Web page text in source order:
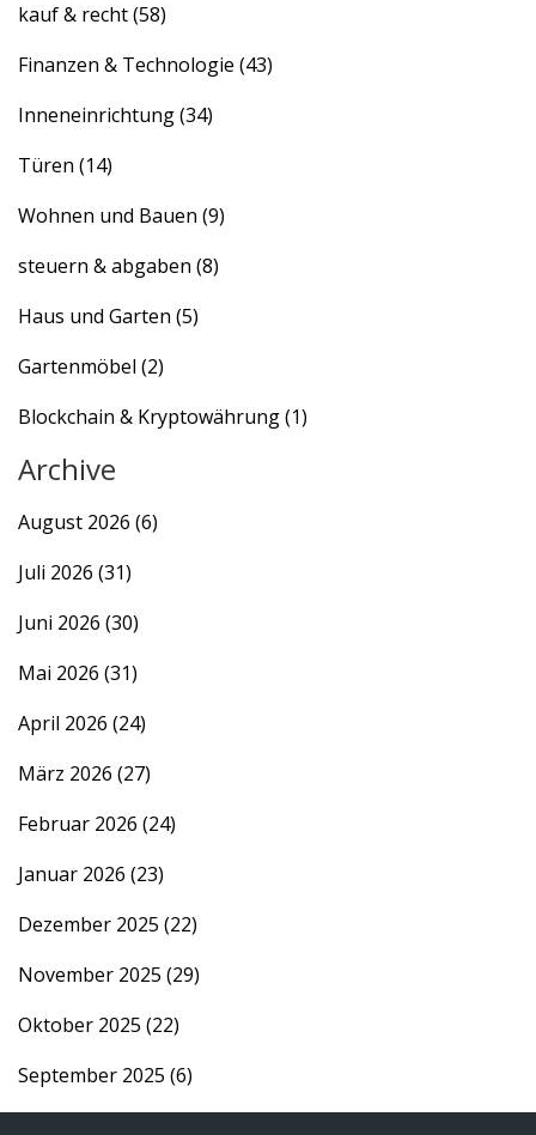
kauf & recht(58)
Finanzen & Technologie (43)
Inneneinrichtung(34)
Türen (14)
Wohnen und Bauen (9)
steuern & abgaben (8)
Haus und Garten (5)
Gartenmöbel (2)
Blockchain & Kryptowährung(1)
Archive
August 2026 (6)
Juli 2026 (31)
Juni 2026 (30)
Mai 2026 (31)
April 2026 (24)
März 2026 (27)
Februar 2026 (24)
Januar 2026 (23)
Dezember 2025 (22)
November 2025 (29)
Oktober 2025 (22)
September 2025 (6)